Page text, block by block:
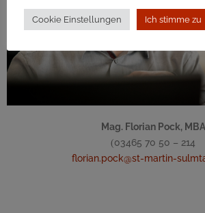
Mag. Florian Pock, MBA
(03465 70 50 – 214
florian.pock@st-martin-
Cookie Einstellungen Ich stimme zu